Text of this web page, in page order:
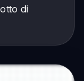
di